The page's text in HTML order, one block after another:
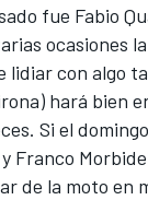
fue Fabio
ocasiones
lidiar con algo
hará bien
Si el
Franco
de la moto en